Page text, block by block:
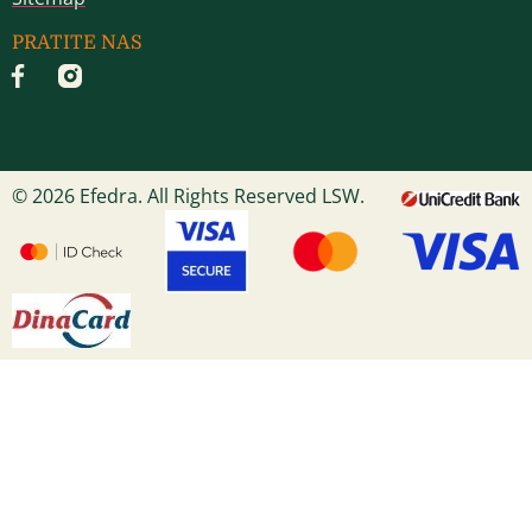
PRATITE NAS
© 2026 Efedra. All Rights Reserved LSW.